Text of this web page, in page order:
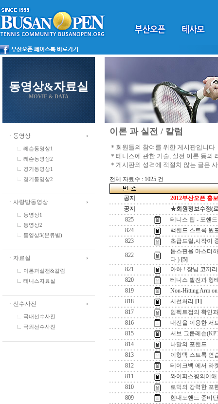
동영상&자료실
MOVIE & DATA
ㆍ동영상
레슨동영상1
레슨동영상2
경기동영상1
경기동영상2
ㆍ사랑방동영상
동영상1
동영상2
동영상3(분류별)
ㆍ자료실
이론과실전&칼럼
테니스자료실
ㆍ선수사진
국내선수사진
국외선수사진
이론 과 실전 / 칼럼
＊회원들의 참여를 위한 게시판입니다
＊테니스에 관한 기술, 실전 이론 등의
＊게시판의 성격에 적절치 않는 글은
전체 자료수 : 1025 건
공지
2012부산오픈 홍
공지
★회원정보수정(
825
테니스 팁 - 포핸드
824
백핸드 스트록 원
823
초급드릴,시작이
822
톱스핀을 마스터
다 ) [5]
821
아하 ! 장님 코끼
820
테니스 발전과 형
819
Non-Hitting Arm on
818
시선처리
[1]
817
임펙트점의 확인
816
내전을 이용한 서
815
서브 그룹레슨
814
나달의 포핸드
813
이형택 스트록 연
812
테이크백 에서 라
811
와이퍼스윙의이
810
로딕의 강력한 포
809
현대포핸드 준비